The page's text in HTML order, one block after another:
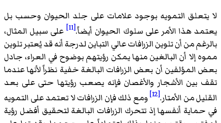
لا يتعلق التمويه بوجود علامات على جلد الحيوان وحسب بل
يعتمد هذا الأمر على سلوك الحيوان أيضاً.[11]
على سبيل المثال،
بالرغم من أن تلوين الزرافات عالي التباين لدرجة أنه قد يُعتبر تلوين
مموه إلا أن البالغين منها يمكن رؤيتهم بوضوح في العراء، جادل
بعض المؤلفين أن بعض الزرافات البالغة خفية نظراً لأنها عندما
تقف بين الأشجار والأغصان فإنه يصعب رؤيتها حتى على بعد
القليل من الأمتار.[12]
ومع ذلك فإن الزرافات لا تعتمد على التمويه
في حماية أنفسها إذ تتحرك الزرافات البالغة لتحقيق أفضل رؤية